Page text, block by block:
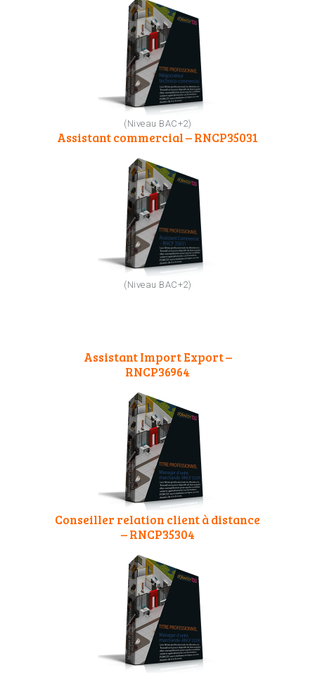
(Niveau BAC+2)
Assistant commercial – RNCP35031
(Niveau BAC+2)
Assistant Import Export –
RNCP36964
Conseiller relation client à distance
– RNCP35304